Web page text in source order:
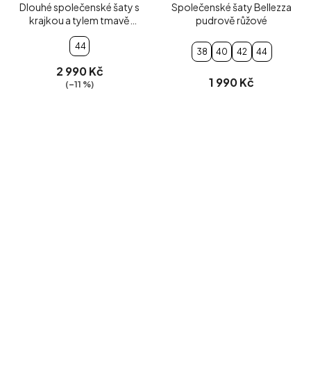
Dlouhé společenské šaty s
krajkou a tylem tmavě
modré s květy
44
2 990 Kč
(–11 %)
Společenské šaty Bellezza
pudrově růžové
38 40 42 44
1 990 Kč